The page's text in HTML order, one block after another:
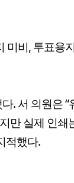
미비, 투표용
. 서 의원은 “
만 실제 인쇄
적했다.